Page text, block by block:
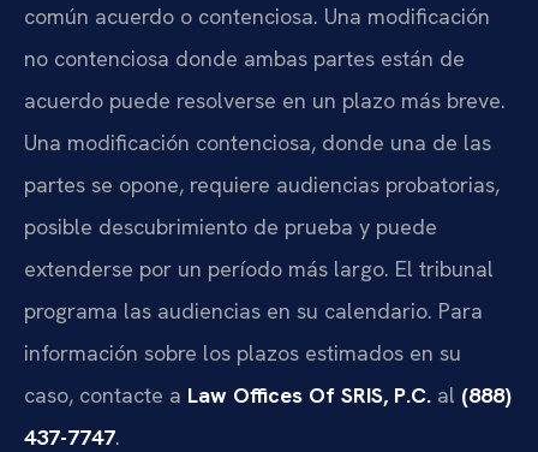
común acuerdo o contenciosa. Una modificación
no contenciosa donde ambas partes están de
acuerdo puede resolverse en un plazo más breve.
Una modificación contenciosa, donde una de las
partes se opone, requiere audiencias probatorias,
posible descubrimiento de prueba y puede
extenderse por un período más largo. El tribunal
programa las audiencias en su calendario. Para
información sobre los plazos estimados en su
caso, contacte a Law Offices Of SRIS, P.C. al (888)
437-7747.